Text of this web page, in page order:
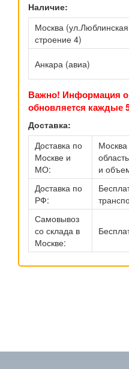
Наличие:
Москва
строение 4)
Анкара (авиа)
Важно! Информация о
обновляется каждые
Доставка:
Доставка по
Москве и
МО:
и
Доставка по
РФ:
Самовывоз
со склада в
Москве: